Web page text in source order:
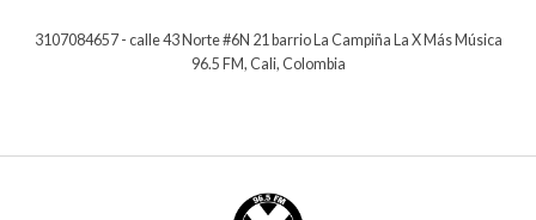
3107084657 - calle 43 Norte #6N 21 barrio La Campiña La X Más Música
96.5 FM, Cali, Colombia